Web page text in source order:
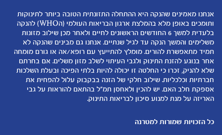
אודות
لموقع متيرنا باللغة العربية
רכישת מוצרים
המוצרים שלנו
קופונים
0-6 חודשים
6-12 חודשים
12-24 חודשים
שמות לתינוקות
התפתחות התינוק
תזונת תינוקות
טיפול בתינוק
הנקה
להיות הורים
מחשבון ביוץ
אנחנו מאמינים שהנקה היא ההתחלה התזונתית הטובה ביותר לתינוקות
ותומכים באופן מלא בהמלצת ארגון הבריאות העולמי (הWHO) להנקה
בלעדית למשך 6 החודשים הראשונים לחיים ולאחר מכן שילוב מזונות
משלימים והמשך הנקה עד לגיל שנתיים. אנחנו גם מבינים שהנקה לא
תמיד מתאפשרת להורים. מומלץ להתייעץ עם רופא/אה או גורם מומחה
אחר בנוגע להזנת התינוק ולגבי העיתוי לשלב מזון משלים. אם בחרתם
שלא להניק, זכרו כי החלטה זו יכולה להיות בלתי הפיכה ובעלת השלכות
חברתיות וכלכליות. שילוב חלקי של הזנה בבקבוק עלול להפחית את
אספקת חלב האם. יש להכין ולאחסן תמ"ל בהתאם להוראות על גבי
האריזה על מנת למנוע סיכון לבריאות התינוק.
כל הזכויות שמורות למטרנה